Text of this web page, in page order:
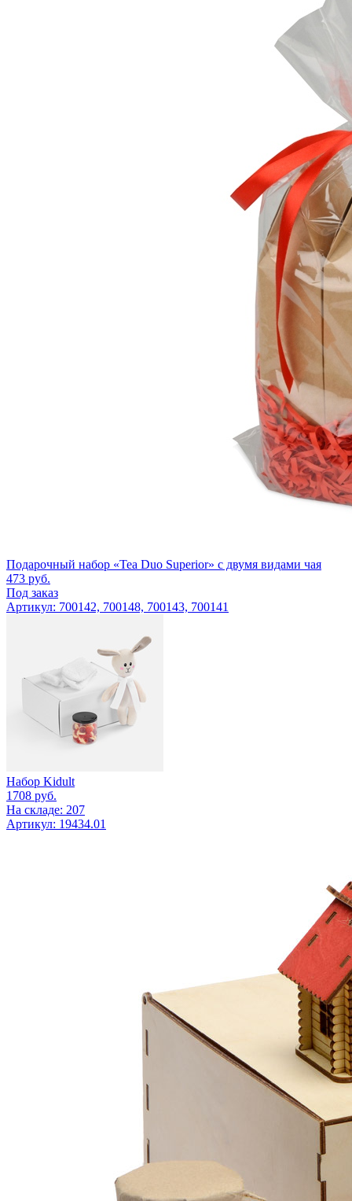
Подарочный набор «Tea Duo Superior» с двумя видами чая
473 руб.
Под заказ
Артикул: 700142, 700148, 700143, 700141
Набор Kidult
1708 руб.
На складе: 207
Артикул: 19434.01